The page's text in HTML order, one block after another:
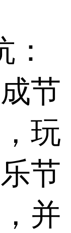
节
玩
节
并